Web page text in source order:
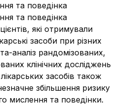
та поведінка
та поведінка
які отримували
засоби при різних
аналіз рандомізованих,
клінічних досліджень
засобів також
збільшення ризику
мислення та поведінки.